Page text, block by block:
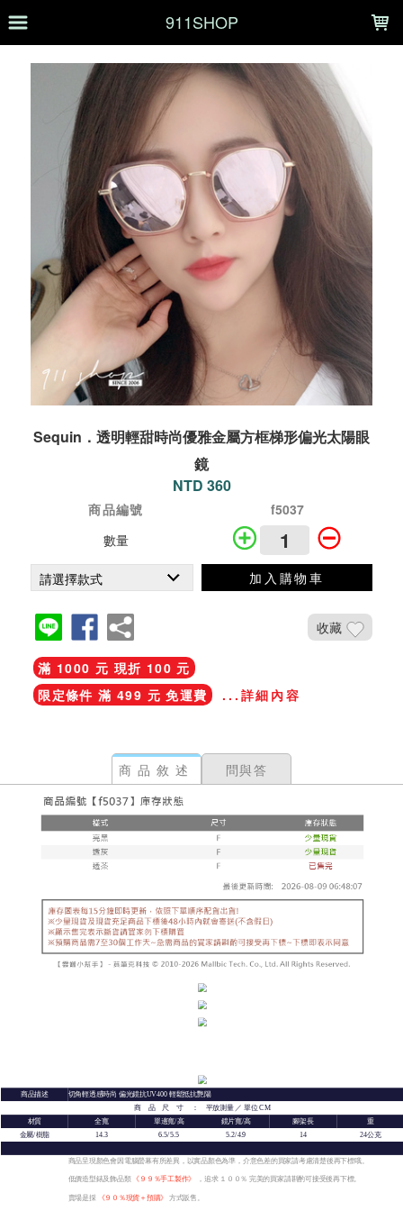
911SHOP
Sequin．透明輕甜時尚優雅金屬方框梯形偏光太陽眼
鏡
NTD 360
商品編號
f5037
數量
加入購物車
收藏
滿 1000 元 現折 100 元
限定條件 滿 499 元 免運費
...詳細內容
商品敘述 問與答